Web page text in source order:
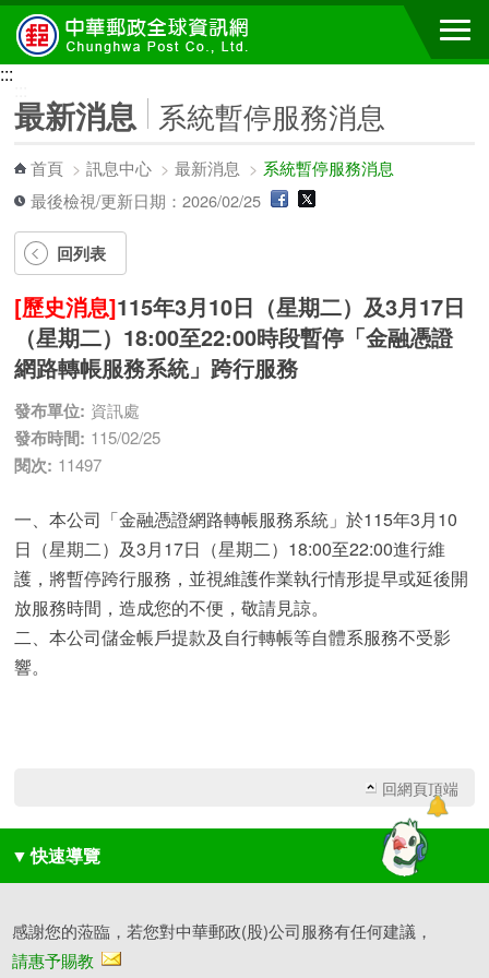
跳到主要內容區塊
:::
最新消息 系統暫停服務消息
首頁 >訊息中心 >最新消息 > 系統暫停服務消息
最後檢視/更新日期：2026/02/25
回列表
[歷史消息]115年3月10日（星期二）及3月17日
（星期二）18:00至22:00時段暫停「金融憑證
網路轉帳服務系統」跨行服務
發布單位: 資訊處
發布時間: 115/02/25
閱次: 11497
一、本公司「金融憑證網路轉帳服務系統」於115年3月10
日（星期二）及3月17日（星期二）18:00至22:00進行維
護，將暫停跨行服務，並視維護作業執行情形提早或延後開
放服務時間，造成您的不便，敬請見諒。
二、本公司儲金帳戶提款及自行轉帳等自體系服務不受影
響。
回網頁頂端
▼ 快速導覽
感謝您的蒞臨，若您對中華郵政(股)公司服務有任何建議，
請惠予賜教